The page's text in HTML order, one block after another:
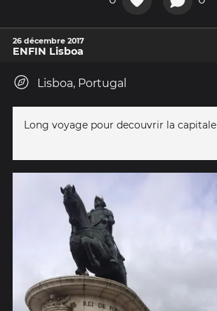
26 décembre 2017
ENFIN Lisboa
Lisboa, Portugal
Long voyage pour decouvrir la capitale